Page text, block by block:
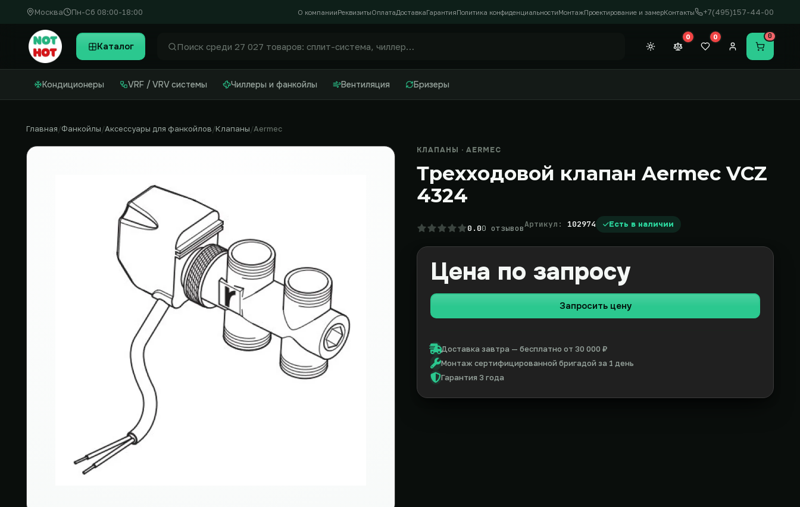
Москва Пн-Сб 08:00-18:00 О компанииРеквизитыОплатаДоставкаГарантияПолитика конфиденциальностиМонтажПроектирование и замерКонтакты +7(495)157-44-00
Каталог Найти Темная тема
0 0
Перейти
0
Кондиционеры VRF / VRV системы Чиллеры и фанкойлы Вентиляция Бризеры
Главная Фанкойлы Аксессуары для фанкойлов Клапаны Aermec
КЛАПАНЫ · AERMEC
Трехходовой клапан Aermec VCZ
4324
0.00 отзывовАртикул: 102974 Есть в наличии
Цена по запросу
Запросить цену
Доставка завтра — бесплатно от 30 000 ₽
Монтаж сертифицированной бригадой за 1 день
Гарантия 3 года